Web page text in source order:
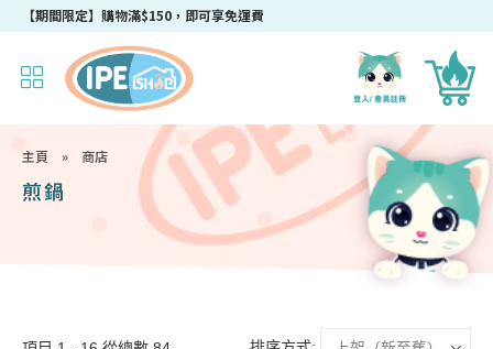
【期間限定】購物滿$150，即可享免運費
成為IPEshop會員，新會員即可獲得迎新$50購物優惠碼！
主頁 » 商店
煎鍋